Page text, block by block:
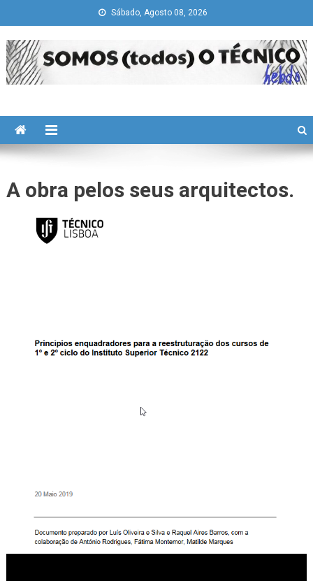
to
content
Sábado, Agosto 08, 2026
A obra pelos seus arquitectos.